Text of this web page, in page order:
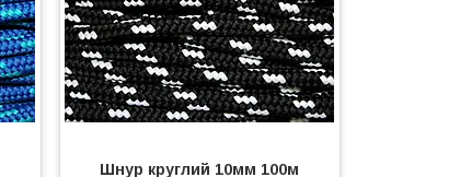
Шнур круглий 10мм 100м